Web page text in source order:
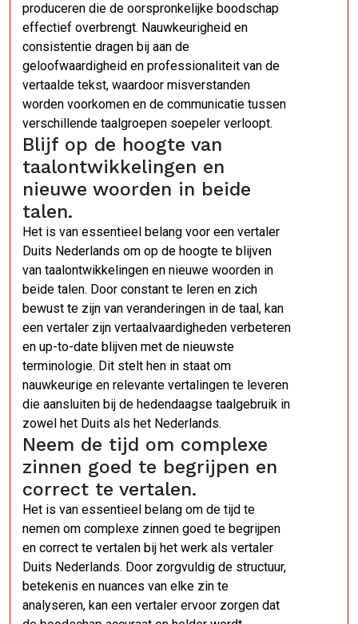
produceren die de oorspronkelijke boodschap
effectief overbrengt. Nauwkeurigheid en
consistentie dragen bij aan de
geloofwaardigheid en professionaliteit van de
vertaalde tekst, waardoor misverstanden
worden voorkomen en de communicatie tussen
verschillende taalgroepen soepeler verloopt.
Blijf op de hoogte van
taalontwikkelingen en
nieuwe woorden in beide
talen.
Het is van essentieel belang voor een vertaler
Duits Nederlands om op de hoogte te blijven
van taalontwikkelingen en nieuwe woorden in
beide talen. Door constant te leren en zich
bewust te zijn van veranderingen in de taal, kan
een vertaler zijn vertaalvaardigheden verbeteren
en up-to-date blijven met de nieuwste
terminologie. Dit stelt hen in staat om
nauwkeurige en relevante vertalingen te leveren
die aansluiten bij de hedendaagse taalgebruik in
zowel het Duits als het Nederlands.
Neem de tijd om complexe
zinnen goed te begrijpen en
correct te vertalen.
Het is van essentieel belang om de tijd te
nemen om complexe zinnen goed te begrijpen
en correct te vertalen bij het werk als vertaler
Duits Nederlands. Door zorgvuldig de structuur,
betekenis en nuances van elke zin te
analyseren, kan een vertaler ervoor zorgen dat